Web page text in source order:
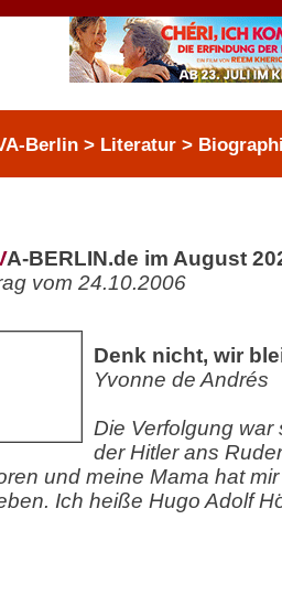
Berlin > Literatur >
A-BERLIN.de im August
vom 24.10.2006
Denk nicht, wir
Yvonne de Andrés
Die Verfolgung
der Hitler ans
und meine Mama hat
Ich heiße Hugo Adolf